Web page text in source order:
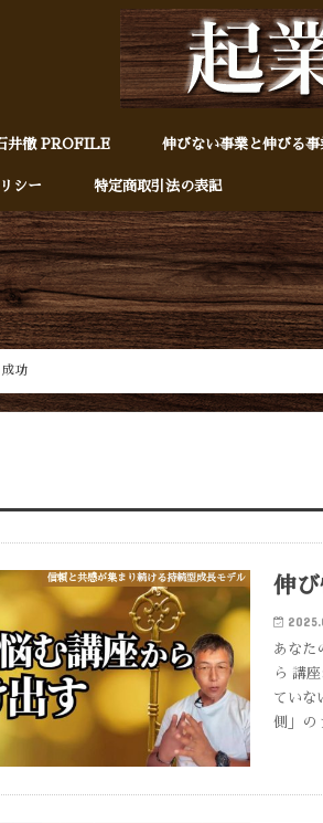
井徹 PROFILE 伸びない事業と伸びる
シー 特定商取引法の表記
成功
信頼と共感が集まり続ける持続型成長モデル 伸
あなた
ら 講
ていな
側」の